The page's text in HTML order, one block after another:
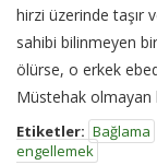
hirzi üzerinde taşır
sahibi bilinmeyen
ölürse, o erkek
Müstehak olmayan
Etiketler: Bağlama
engellemek